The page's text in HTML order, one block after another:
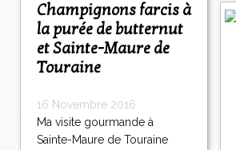
Champignons farcis à
la purée de butternut
et Sainte-Maure de
Touraine
16 Novembre 2016
Ma visite gourmande à
Sainte-Maure de Touraine